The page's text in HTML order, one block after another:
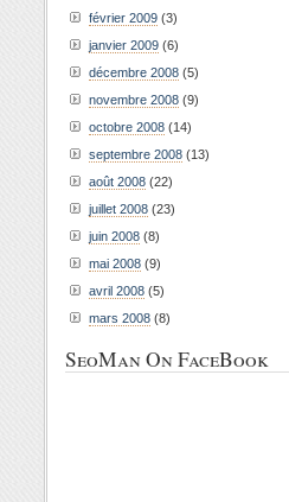
février 2009 (3)
janvier 2009 (6)
décembre 2008 (5)
novembre 2008 (9)
octobre 2008 (14)
septembre 2008 (13)
août 2008 (22)
juillet 2008 (23)
juin 2008 (8)
mai 2008 (9)
avril 2008 (5)
mars 2008 (8)
SeoMan On FaceBook